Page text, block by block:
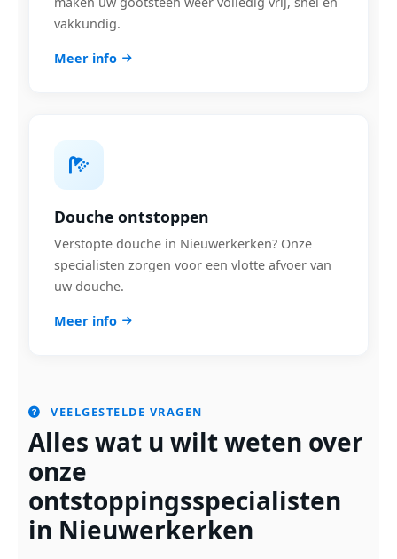
vakkundig.
Meer info
Douche ontstoppen
Verstopte douche in Nieuwerkerken? Onze
specialisten zorgen voor een vlotte afvoer van
uw douche.
Meer info
VEELGESTELDE VRAGEN
Alles wat u wilt weten over
onze
ontstoppingsspecialisten
in Nieuwerkerken